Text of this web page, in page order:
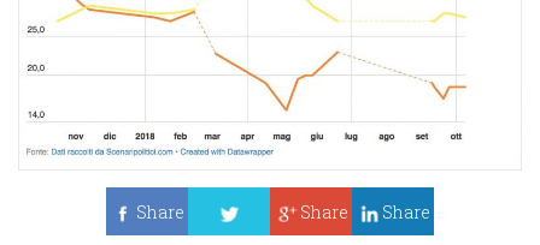
Share
Share Share